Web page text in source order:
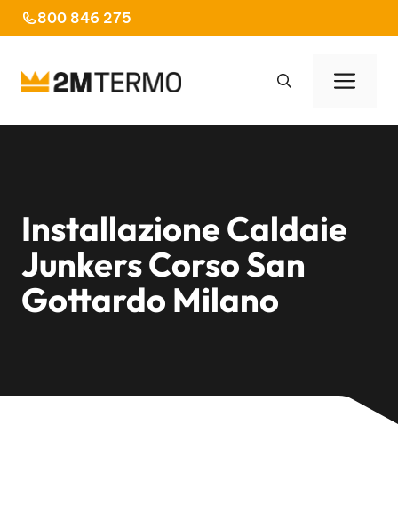
al
800 846 275
Installazione Caldaie
Junkers Corso San
Gottardo Milano